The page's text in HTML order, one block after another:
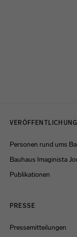
Personen rund ums
Bauhaus Imaginista
Publikationen
PRESSE
Pressemitteilungen